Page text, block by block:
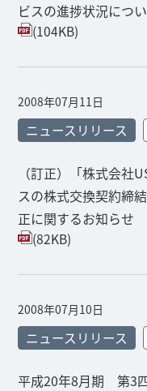
ビスの進捗状況につ
(104KB)
2008年07月11日
ニュースリリース
（訂正）「株式会社
スの株式交換契約締
正に関するお知らせ
(82KB)
2008年07月10日
ニュースリリース
平成20年8月期 第3